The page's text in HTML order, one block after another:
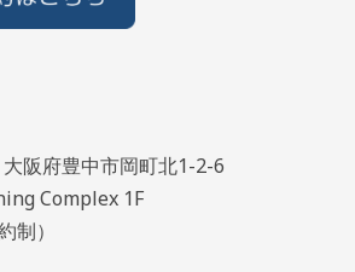
阪府豊中市岡町北1-2-6
Complex 1F
制）